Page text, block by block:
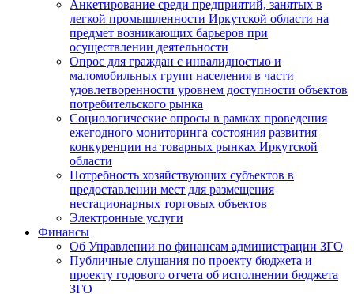
Анкетирование среди предприятий, занятых в
легкой промышленности Иркутской области на
предмет возникающих барьеров при
осуществлении деятельности
Опрос для граждан с инвалидностью и
маломобильных групп населения в части
удовлетворенности уровнем доступности объектов
потребительского рынка
Социологические опросы в рамках проведения
ежегодного мониторинга состояния развития
конкуренции на товарных рынках Иркутской
области
Потребность хозяйствующих субъектов в
предоставлении мест для размещения
нестационарных торговых объектов
Электронные услуги
Финансы
Об Управлении по финансам администрации ЗГО
Публичные слушания по проекту бюджета и
проекту годового отчета об исполнении бюджета
ЗГО